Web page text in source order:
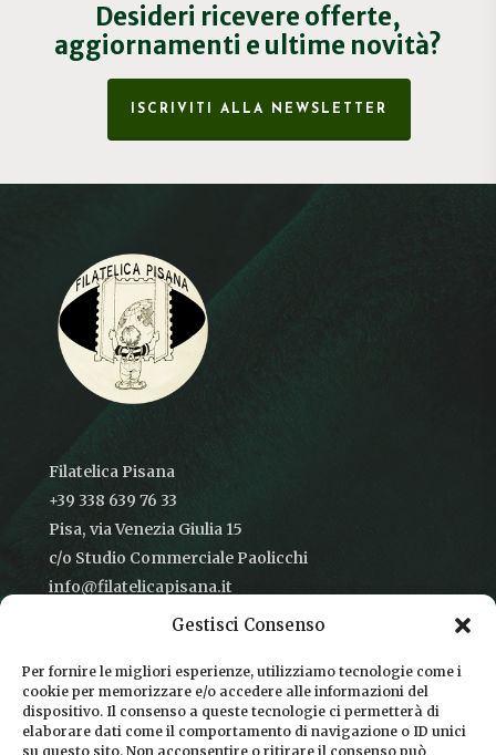
Gestisci Consenso
Per fornire le migliori esperienze, utilizziamo tecnologie come i
cookie per memorizzare e/o accedere alle informazioni del
dispositivo. Il consenso a queste tecnologie ci permetterà di
elaborare dati come il comportamento di navigazione o ID unici
su questo sito. Non acconsentire o ritirare il consenso può
Desideri ricevere offerte,
aggiornamenti e ultime novità?
ISCRIVITI ALLA NEWSLETTER
Filatelica Pisana
+39 338 639 76 33
Pisa, via Venezia Giulia 15
c/o Studio Commerciale Paolicchi
info@filatelicapisana.it
CONDIZIONI DI VENDITA
INFORMATIVA SULLA PRIVACY